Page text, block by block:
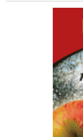
Alkoholfreie
Öle &
Kaffee
Barzubehör
Equipment